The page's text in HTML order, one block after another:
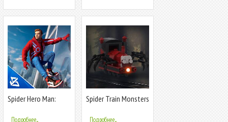
Spider Hero Man:
Подробнее...
Spider Train Monsters
Подробнее...